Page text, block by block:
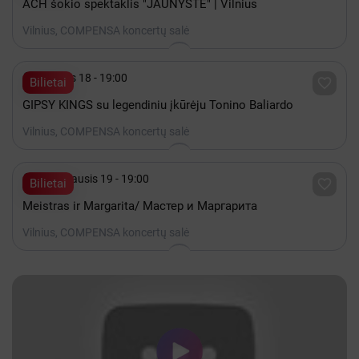
ACH šokio spektaklis "JAUNYSTĖ" | Vilnius
Vilnius, COMPENSA koncertų salė
Bilietai
 Gruodis 18 - 19:00
GIPSY KINGS su legendiniu įkūrėju Tonino Baliardo
Vilnius, COMPENSA koncertų salė
Bilietai
 2027 Sausis 19 - 19:00
Meistras ir Margarita/ Мастер и Маргарита
Vilnius, COMPENSA koncertų salė